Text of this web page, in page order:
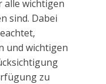
alle wichtigen
sind. Dabei
und wichtigen
zu